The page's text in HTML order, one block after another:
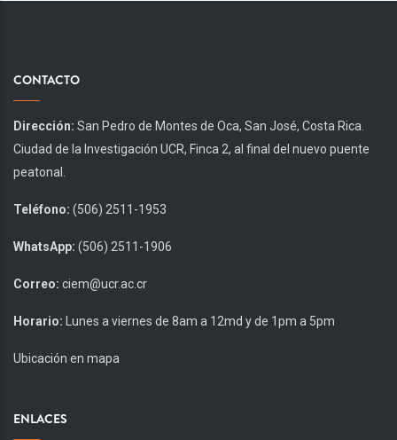
CONTACTO
Dirección: San Pedro de Montes de Oca, San José, Costa Rica.
Ciudad de la Investigación UCR, Finca 2, al final del nuevo puente
peatonal.
Teléfono: (506) 2511-1953
WhatsApp: (506) 2511-1906
Correo: ciem@ucr.ac.cr
Horario: Lunes a viernes de 8am a 12md y de 1pm a 5pm
Ubicación en mapa
ENLACES